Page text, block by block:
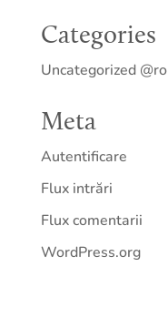
Categories
Uncategorized @ro
Meta
Autentificare
Flux intrări
Flux comentarii
WordPress.org